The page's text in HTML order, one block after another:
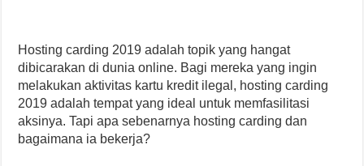
Hosting carding 2019 adalah topik yang hangat
dibicarakan di dunia online. Bagi mereka yang ingin
melakukan aktivitas kartu kredit ilegal, hosting carding
2019 adalah tempat yang ideal untuk memfasilitasi
aksinya. Tapi apa sebenarnya hosting carding dan
bagaimana ia bekerja?